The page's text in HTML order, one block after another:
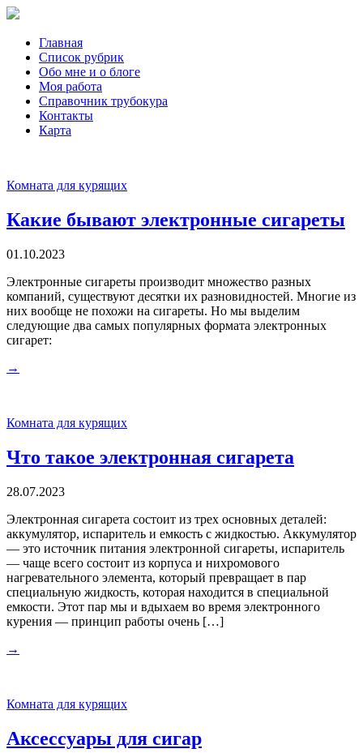
Главная
Список рубрик
Обо мне и о блоге
Моя работа
Справочник трубокура
Контакты
Карта
Комната для курящих
Какие бывают электронные сигареты
01.10.2023
Электронные сигареты производит множество разных
компаний, существуют десятки их разновидностей. Многие из
них вообще не похожи на сигареты. Но мы выделим
следующие два самых популярных формата электронных
сигарет:
→
Комната для курящих
Что такое электронная сигарета
28.07.2023
Электронная сигарета состоит из трех основных деталей:
аккумулятор, испаритель и емкость с жидкостью. Аккумулятор
— это источник питания электронной сигареты, испаритель
— чаще всего состоит из корпуса и нихромового
нагревательного элемента, который превращает в пар
специальную жидкость, которая находится в специальной
емкости. Этот пар мы и вдыхаем во время электронного
курения — принцип работы очень […]
→
Комната для курящих
Аксессуары для сигар